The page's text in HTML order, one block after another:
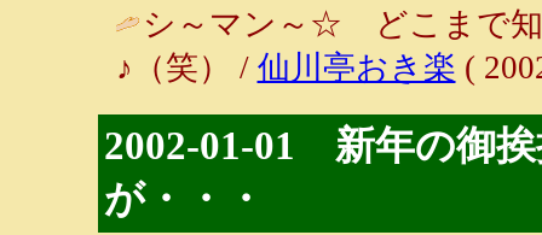
シ～マン～☆ どこまで
♪（笑） / 仙川亭おき楽 (
2002-01-01 新年の御
が・・・